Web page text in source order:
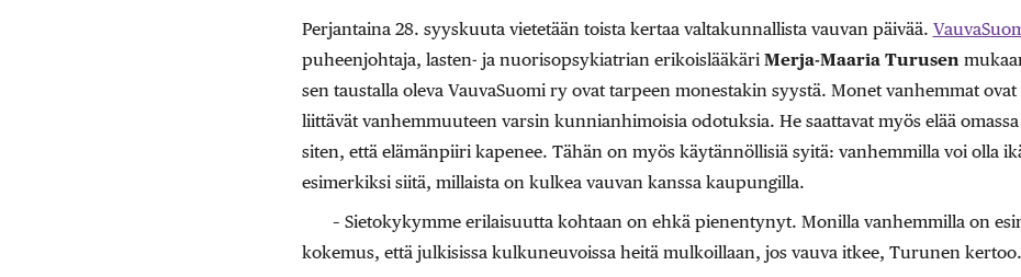
Perjantaina 28. syyskuuta vietetään toista kertaa valtakunnallista vauvan päivää.
puheenjohtaja, lasten- ja nuorisopsykiatrian erikoislääkäri Merja-Maaria Turusen
sen taustalla oleva VauvaSuomi ry ovat tarpeen monestakin syystä. Monet vanhemmat
liittävät vanhemmuuteen varsin kunnianhimoisia odotuksia. He saattavat myös elää
siten, että elämänpiiri kapenee. Tähän on myös käytännöllisiä syitä: vanhemmilla voi olla
esimerkiksi siitä, millaista on kulkea vauvan kanssa kaupungilla.
– Sietokykymme erilaisuutta kohtaan on ehkä pienentynyt. Monilla vanhemmilla on
kokemus, että julkisissa kulkuneuvoissa heitä mulkoillaan, jos vauva itkee, Turunen kertoo.